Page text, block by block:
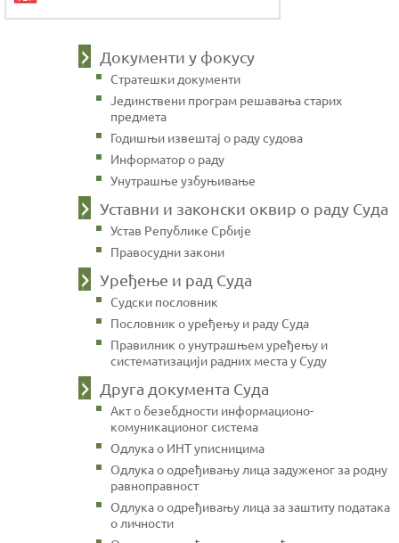
Документи у фокусу
Стратешки документи
Јединствени програм решавања старих
предмета
Годишњи извештај о раду судова
Информатор о раду
Унутрашње узбуњивање
Уставни и законски оквир о раду Суда
Устав Републике Србије
Правосудни закони
Уређење и рад Суда
Судски пословник
Пословник о уређењу и раду Суда
Правилник о унутрашњем уређењу и
систематизацији радних места у Суду
Друга документа Суда
Акт о безебдности информационо-
комуникационог система
Одлука о ИНТ уписницима
Одлука о одређивању лица задуженог за родну
равноправност
Одлука о одређивању лица за заштиту података
о личности